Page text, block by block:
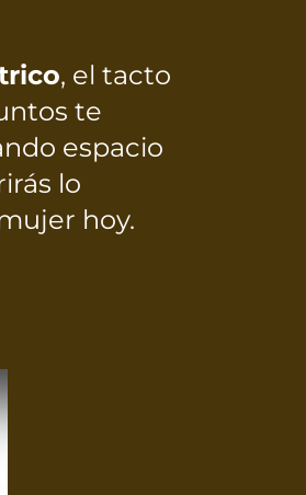
, el tacto
te
espacio
lo
hoy.